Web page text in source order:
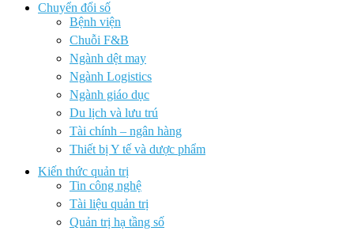
Chuyển đổi số
Bệnh viện
Chuỗi F&B
Ngành dệt may
Ngành Logistics
Ngành giáo dục
Du lịch và lưu trú
Tài chính – ngân hàng
Thiết bị Y tế và dược phẩm
Kiến thức quản trị
Tin công nghệ
Tài liệu quản trị
Quản trị hạ tầng số